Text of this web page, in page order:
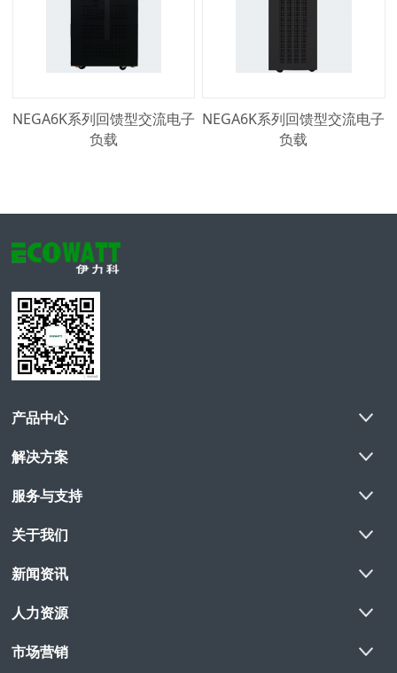
NEGA6K系列回馈型交流电子
负载
NEGA6K系列回馈型交流电子
负载
产品中心
解决方案
服务与支持
关于我们
新闻资讯
人力资源
市场营销